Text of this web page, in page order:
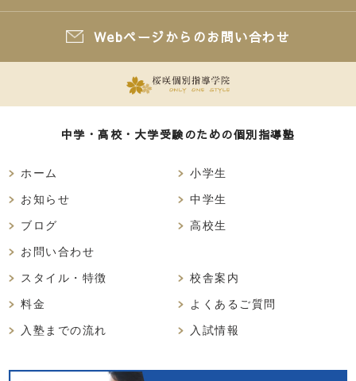
Webページからのお問い合わせ
中学・高校・大学受験のための個別指導塾
ホーム
お知らせ
ブログ
お問い合わせ
小学生
中学生
高校生
スタイル・特徴
料金
入塾までの流れ
校舎案内
よくあるご質問
入試情報